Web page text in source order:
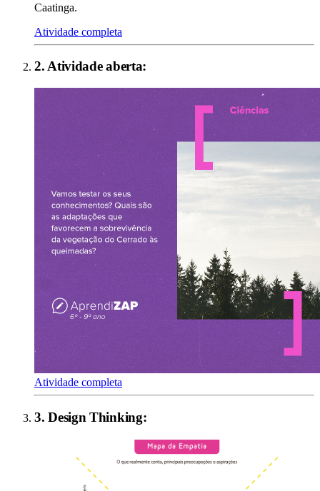
Caatinga.
Atividade completa
2. Atividade aberta:
Atividade completa
3.Design Thinking: